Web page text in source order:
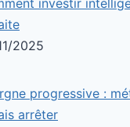
2025
progressive :
arrêter